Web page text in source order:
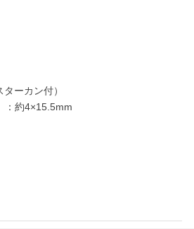
ーカン付）
：約4×15.5mm